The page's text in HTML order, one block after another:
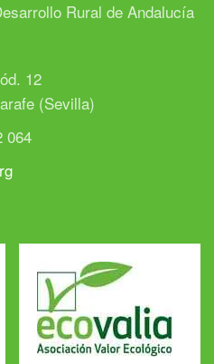
Rural de Andalucía
12
(Sevilla)
064